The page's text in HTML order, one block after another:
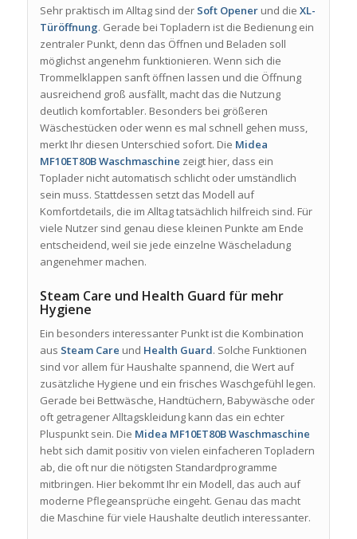
Sehr praktisch im Alltag sind der Soft Openerund die XL-
Türöffnung. Gerade bei Topladern ist die Bedienung ein
zentraler Punkt, denn das Öffnen und Beladen soll
möglichst angenehm funktionieren. Wenn sich die
Trommelklappen sanft öffnen lassen und die Öffnung
ausreichend groß ausfällt, macht das die Nutzung
deutlich komfortabler. Besonders bei größeren
Wäschestücken oder wenn es mal schnell gehen muss,
merkt Ihr diesen Unterschied sofort. Die Midea
MF10ET80B Waschmaschine zeigt hier, dass ein
Toplader nicht automatisch schlicht oder umständlich
sein muss. Stattdessen setzt das Modell auf
Komfortdetails, die im Alltag tatsächlich hilfreich sind. Für
viele Nutzer sind genau diese kleinen Punkte am Ende
entscheidend, weil sie jede einzelne Wäscheladung
angenehmer machen.
Steam Care und Health Guard für mehr
Hygiene
Ein besonders interessanter Punkt ist die Kombination
aus Steam Care und Health Guard. Solche Funktionen
sind vor allem für Haushalte spannend, die Wert auf
zusätzliche Hygiene und ein frisches Waschgefühl legen.
Gerade bei Bettwäsche, Handtüchern, Babywäsche oder
oft getragener Alltagskleidung kann das ein echter
Pluspunkt sein. Die Midea MF10ET80B Waschmaschine
hebt sich damit positiv von vielen einfacheren Topladern
ab, die oft nur die nötigsten Standardprogramme
mitbringen. Hier bekommt Ihr ein Modell, das auch auf
moderne Pflegeansprüche eingeht. Genau das macht
die Maschine für viele Haushalte deutlich interessanter.